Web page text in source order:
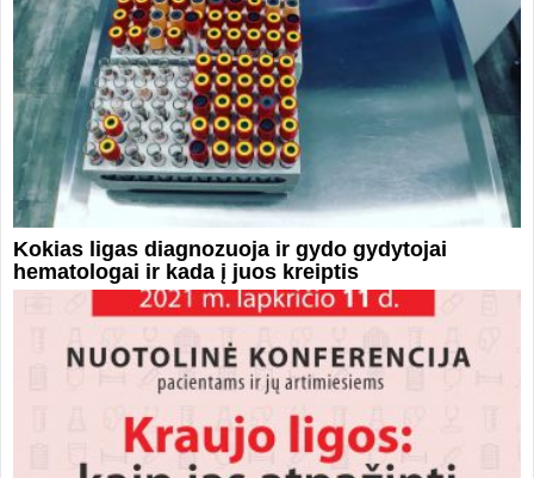
Kokias ligas diagnozuoja ir gydo gydytojai
hematologai ir kada į juos kreiptis